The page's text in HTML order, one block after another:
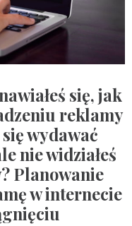
się, jak
reklamy
wydawać
nie widziałeś
Planowanie
w internecie